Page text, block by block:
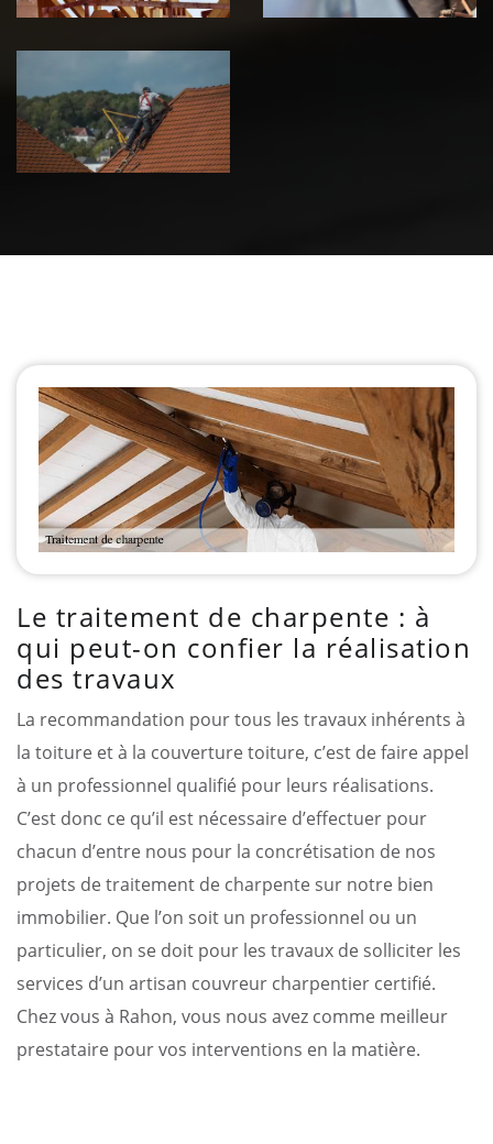
Urgence fuite
de toiture 39
Jura
Le traitement de charpente : à
qui peut-on confier la réalisation
des travaux
La recommandation pour tous les travaux inhérents à
la toiture et à la couverture toiture, c’est de faire appel
à un professionnel qualifié pour leurs réalisations.
C’est donc ce qu’il est nécessaire d’effectuer pour
chacun d’entre nous pour la concrétisation de nos
projets de traitement de charpente sur notre bien
immobilier. Que l’on soit un professionnel ou un
particulier, on se doit pour les travaux de solliciter les
services d’un artisan couvreur charpentier certifié.
Chez vous à Rahon, vous nous avez comme meilleur
prestataire pour vos interventions en la matière.